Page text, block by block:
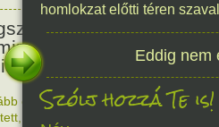
Sir Alexander
Nobel-díjas angol
felfedezője.
olvasom|1 hozzászólás, szólj Te
homlokzat előtti téren
Eddig nem
Szólj hozzá Te is!